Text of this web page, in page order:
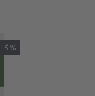
-5%